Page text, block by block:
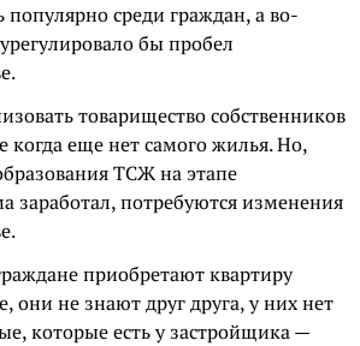
среди граждан, а во-
бы пробел
товарищество собственников
еще нет самого жилья. Но,
ТСЖ на этапе
заработал, потребуются изменения
приобретают квартиру
они не знают друг друга, у них нет
которые есть у застройщика —